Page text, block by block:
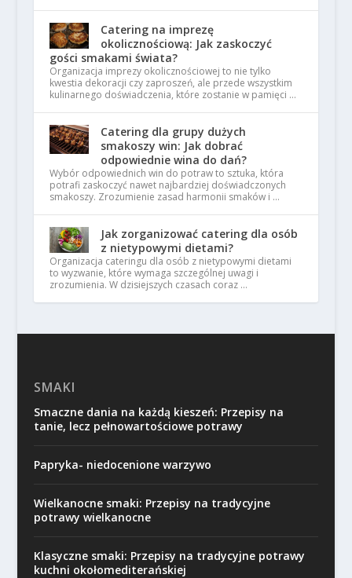
Catering na imprezę
okolicznościową: Jak zaskoczyć
gości smakami świata?
Organizacja imprezy okolicznościowej to nie tylko
kwestia dekoracji czy zaproszeń, ale przede wszystkim
kulinarnego doświadczenia, które zostanie w pamięci …
Catering dla grupy dużych
smakoszy win: Jak dobrać
odpowiednie wina do dań?
Wybór odpowiednich win do potraw to sztuka, która
potrafi zaskoczyć nawet najbardziej doświadczonych
smakoszy. Zrozumienie zasad harmonii smaków i …
Jak zorganizować catering dla osób
z nietypowymi dietami?
Organizacja cateringu dla osób z nietypowymi dietami
to wyzwanie, które wymaga szczególnej uwagi i
zrozumienia. W dzisiejszych czasach coraz …
SMAKI
Smaczne dania na każdą kieszeń: Przepisy na
tanie, lecz pełnowartościowe potrawy
Papryka- niedocenione warzywo
Wielkanocne smaki: Przepisy na tradycyjne
potrawy wielkanocne
Klasyczne smaki: Przepisy na tradycyjne potrawy
kuchni okołomediterańskiej